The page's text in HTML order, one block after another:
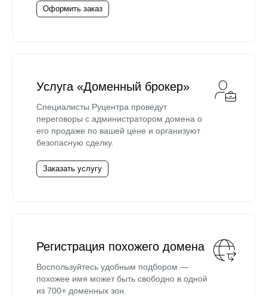
Оформить заказ
Услуга «Доменный брокер»
Специалисты Руцентра проведут
переговоры с администратором домена о
его продаже по вашей цене и организуют
безопасную сделку.
Заказать услугу
Регистрация похожего домена
Воспользуйтесь удобным подбором —
похожее имя может быть свободно в одной
из 700+ доменных зон.